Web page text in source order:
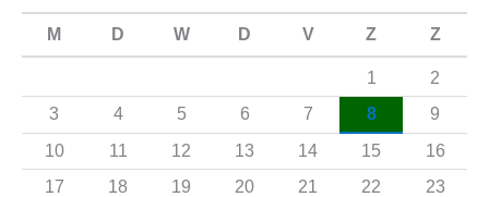
a
r
:
M D W D V Z Z
1
2
3
4 5 6 7 8
9
10
11 12 13 14 15
16
17
18 19 20 21 22
23